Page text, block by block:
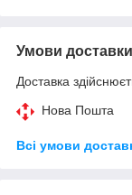
Умови доставки
Доставка
Нова Пошта
Всі умови